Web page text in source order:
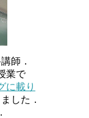
師．
業で
に載り
した．